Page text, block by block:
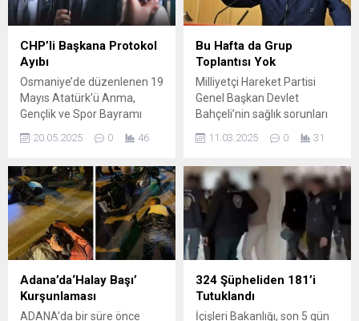
kapsamında gerçekleştirilen
Koruyucu Aile Farkındalık
Toplantısı’na katıldı. Adana
Çocuk Evleri Sitesinde
gerçekleştirilen toplantıya
Süreyya Yavuz
Hanımefendi’nin yanı sıra;
Feke Kaymakamı Feyza
Yılmaz, kaymakamlarımızın
müdürlerinin eşleri, kamu
kurumlarının ve derneklerin
temsilcileri...
tarafından mentörlük
desteği vermeye başladı.
Çukurova GİAD ile Çağ
Üniversitesi arasında
imzalanan LEAD-UP Genç
Liderler Programı İşbirliği
Protokolü kapsamında
Çukurova...
CHP’li Başkana Protokol
Ayıbı
Osmaniye’de düzenlenen 19
Mayıs Atatürk’ü Anma,
Gençlik ve Spor Bayramı
krizi yaşandı. AKP ve MHP’li
sıralarda yer ayrılmasına
karşın kendisine arka sırada
yer verilmesine tepki
gösteren CHP Osmaniye İl
Başkanı Mutlu Yavuzer,
duruma tepki göstererek
tören alanını terk etti.
20.05.2025 0 46
Bu Hafta da Grup
Toplantısı Yok
Milliyetçi Hareket Partisi
Genel Başkan Devlet
Bahçeli’nin sağlık sorunları
toplantısı yapılmayacak.
YAPILDI MHP’nin Türkiye
Büyük Millet Meclisi’ndeki
(TBMM) son grup toplantısı
28 Ocak Salı günü
gerçekleşmişti. MHP’de
Genel Başkan Devlet
Bahçeli’nin
rahatsızlanmasının
11.03.2025 0 31
Adana’da‘Halay Başı’
Kurşunlaması
ADANA’da bir süre önce
324 Şüpheliden 181’i
Tutuklandı
İçişleri Bakanlığı, son 5 gün